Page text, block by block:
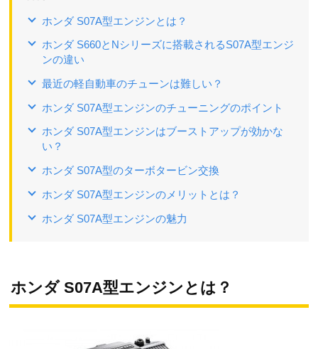
ホンダ S07A型エンジンとは？
ホンダ S660とNシリーズに搭載されるS07A型エンジ
ンの違い
最近の軽自動車のチューンは難しい？
ホンダ S07A型エンジンのチューニングのポイント
ホンダ S07A型エンジンはブーストアップが効かな
い？
ホンダ S07A型のターボタービン交換
ホンダ S07A型エンジンのメリットとは？
ホンダ S07A型エンジンの魅力
ホンダ S07A型エンジンとは？